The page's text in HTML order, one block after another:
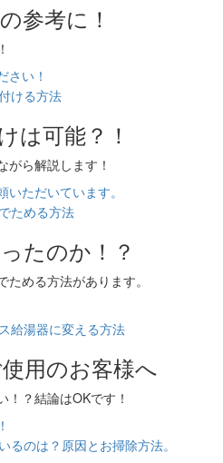
参考に！
い！
は可能？！
がら解説します！
ただいています。
たのか！？
める方法があります。
用のお客様へ
！？結論はOKです！